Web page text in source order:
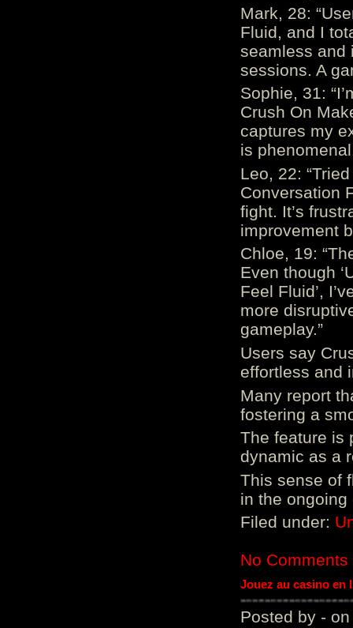
Mark, 28:
Fluid, and I
seamless and
sessions. A
Sophie, 31:
Crush On
captures my
is
Leo, 22:
Conversation
fight. It’s
improvement
Chloe, 19:
Even though
Feel Fluid’,
more
gameplay.”
Users say
effortless and
Many report
fostering a
The feature is
dynamic as a
This sense of
in the ongoing
Filed under:
No Comments
Jouez au casino en
Posted by - on